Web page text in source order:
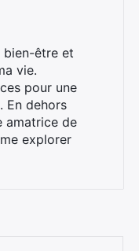
bien-être et
vie.
pour une
En dehors
amatrice de
explorer